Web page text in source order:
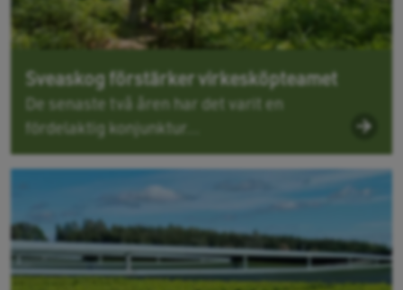
Sveaskog förstärker virkesköpteamet
De senaste två åren har det varit en
fördelaktig konjunktur...